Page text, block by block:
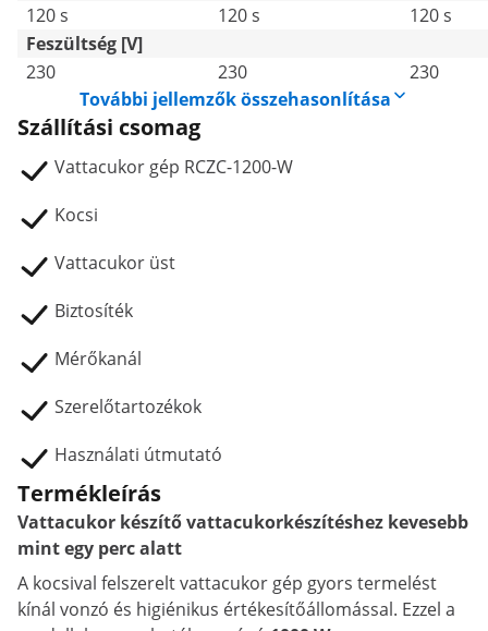
120 s
120 s
120 s
Feszültség [V]
230
230
230
További jellemzők összehasonlítása
Szállítási csomag
Vattacukor gép RCZC-1200-W
Kocsi
Vattacukor üst
Biztosíték
Mérőkanál
Szerelőtartozékok
Használati útmutató
Termékleírás
Vattacukor készítő vattacukorkészítéshez kevesebb
mint egy perc alatt
A kocsival felszerelt vattacukor gép gyors termelést
kínál vonzó és higiénikus értékesítőállomással. Ezzel a